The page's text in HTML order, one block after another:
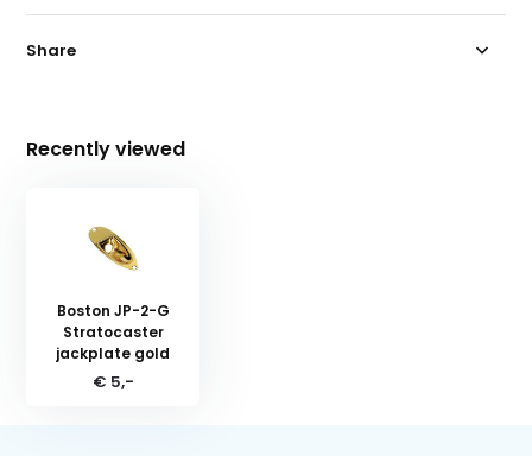
Share
Recently viewed
Boston JP-2-G
Stratocaster
jackplate gold
€ 5,-